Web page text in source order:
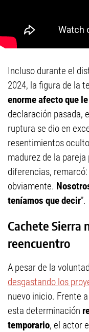
Incluso durante el
2024, la figura de la
enorme afecto que
declaración pasada,
ruptura se dio en
resentimientos
madurez de la
diferencias,
obviamente.
teníamos que decir”.
Cachete Sierra
reencuentro
A pesar de la
desgastando los
nuevo inicio. Frente
esta determinación
temporario, el actor